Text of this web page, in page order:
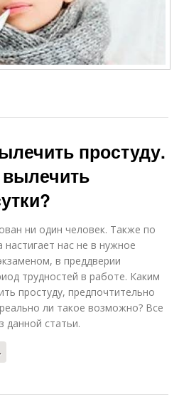
простуду.
ни один человек. Также по
нас не в нужное
в преддверии
трудностей в работе. Каким
простуду, предпочтительно
ли такое возможно? Все
данной статьи.